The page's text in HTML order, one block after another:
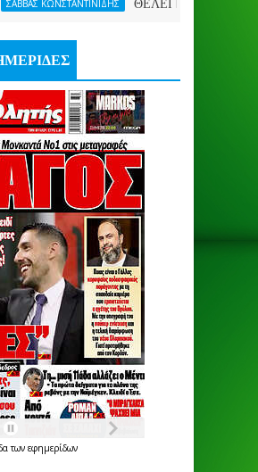
ΘΕΛΕΙ FORMAT O ΑΡΗΣ
των εφημερίδων